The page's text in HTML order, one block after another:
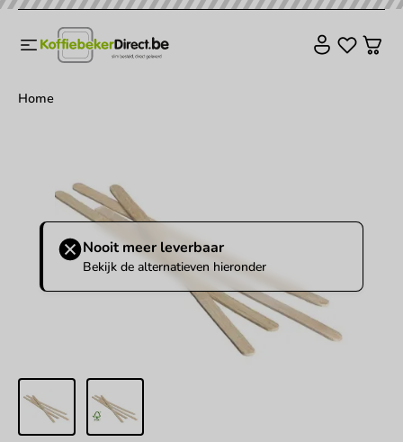
Home
Nooit meer leverbaar
Bekijk de alternatieven hieronder